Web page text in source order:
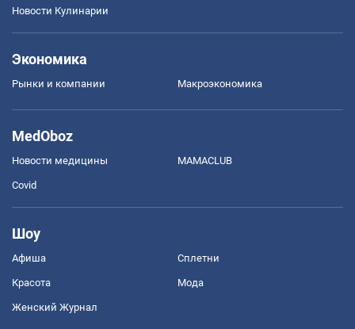
Новости Кулинарии
Экономика
Рынки и компании Mакроэкономика
MedOboz
Новости медицины MAMACLUB
Covid
Шоу
Афиша Сплетни
Красота Мода
Женский Журнал